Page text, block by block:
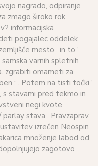
nagrado, odpiranje
zmago široko rok .
informacijska
pogajalec oddelek
mesto , in to ‘
varnih spletnih
zgrabiti omameti za
: . Potem na tisti točki ‘
s stavami pred tekmo in
negi kvote
stava . Pravzaprav,
izrečen Neospin
množenje labod od
zagotovo